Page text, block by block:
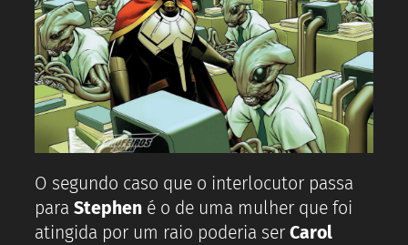
O segundo caso que o interlocutor passa
para Stephené o de uma mulher que foi
atingida por um raio poderia ser Carol